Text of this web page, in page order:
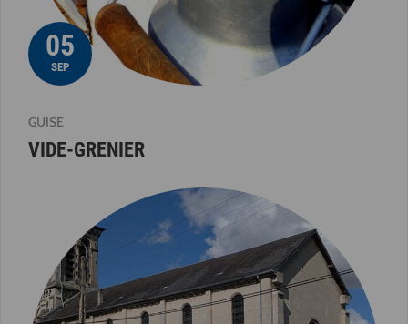
05
SEP
GUISE
VIDE-GRENIER